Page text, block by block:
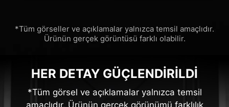
*Tüm görseller ve açıklamalar yalnızca temsil amaçlıdır.
Ürünün gerçek görüntüsü farklı olabilir.
HER DETAY GÜÇLENDİRİLDİ
*Tüm görsel ve açıklamalar yalnızca temsil
amaçlıdır. Ürünün gerçek görünümü farklılık